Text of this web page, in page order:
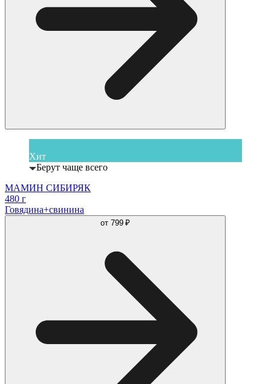
Хит
Берут чаще всего
МАМИН СИБИРЯК
480 г
Говядина+свинина
от 799 ₽